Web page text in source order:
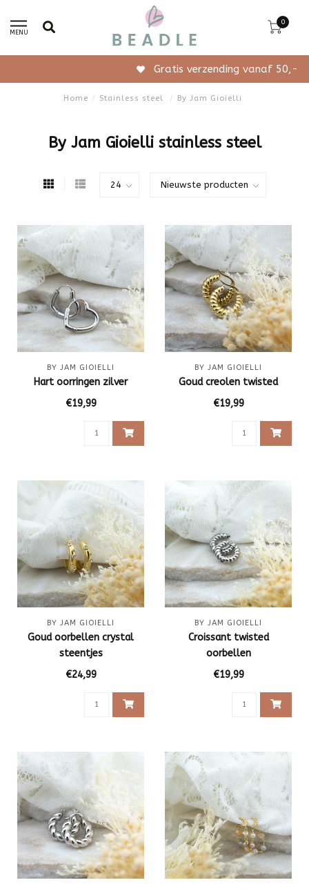
MENU
0
Gratis verzending vanaf 50,-
Home / Stainless steel / By Jam Gioielli
By Jam Gioielli stainless steel
BY JAM GIOIELLI
Hart oorringen zilver
€19,99
BY JAM GIOIELLI
Goud creolen twisted
€19,99
BY JAM GIOIELLI
Goud oorbellen crystal
steentjes
€24,99
BY JAM GIOIELLI
Croissant twisted
oorbellen
€19,99